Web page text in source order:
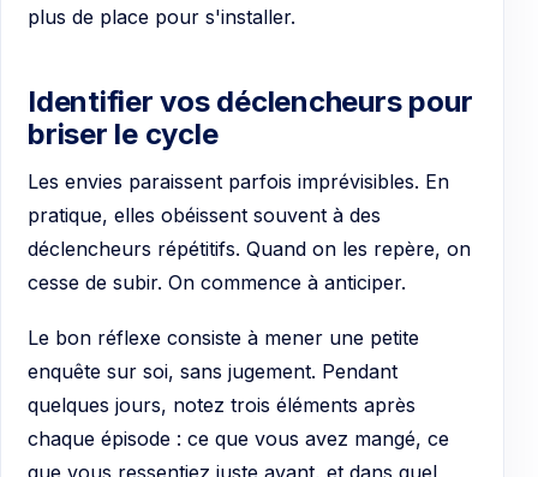
plus de place pour s'installer.
Identifier vos déclencheurs pour
briser le cycle
Les envies paraissent parfois imprévisibles. En
pratique, elles obéissent souvent à des
déclencheurs répétitifs. Quand on les repère, on
cesse de subir. On commence à anticiper.
Le bon réflexe consiste à mener une petite
enquête sur soi, sans jugement. Pendant
quelques jours, notez trois éléments après
chaque épisode : ce que vous avez mangé, ce
que vous ressentiez juste avant, et dans quel